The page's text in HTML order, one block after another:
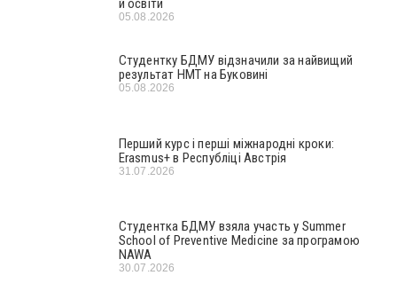
й освіти
05.08.2026
Студентку БДМУ відзначили за найвищий
результат НМТ на Буковині
05.08.2026
Перший курс і перші міжнародні кроки:
Erasmus+ в Республіці Австрія
31.07.2026
Студентка БДМУ взяла участь у Summer
School of Preventive Medicine за програмою
NAWA
30.07.2026